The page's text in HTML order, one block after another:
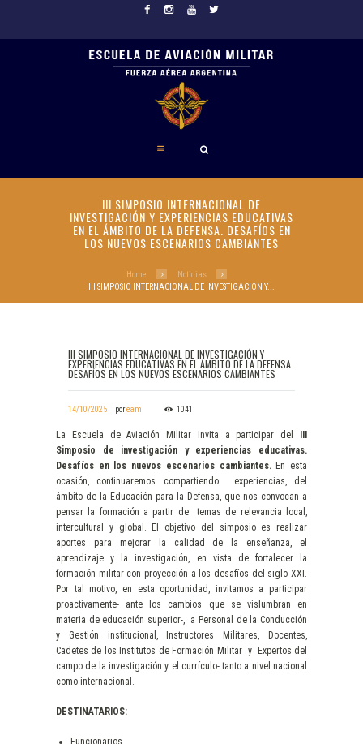
III SIMPOSIO INTERNACIONAL DE
INVESTIGACIÓN Y EXPERIENCIAS EDUCATIVAS
EN EL ÁMBITO DE LA DEFENSA. DESAFÍOS EN
LOS NUEVOS ESCENARIOS CAMBIANTES
Home
Noticias
III SIMPOSIO INTERNACIONAL DE INVESTIGACIÓN Y...
III SIMPOSIO INTERNACIONAL DE INVESTIGACIÓN Y
EXPERIENCIAS EDUCATIVAS EN EL ÁMBITO DE LA DEFENSA.
DESAFÍOS EN LOS NUEVOS ESCENARIOS CAMBIANTES
14/10/2025 poream 1041
La Escuela de Aviación Militar invita a participar del
Simposio de investigación y experiencias educativas.
Desafíos en los nuevos escenarios cambiantes. En esta
ocasión, continuaremos compartiendo experiencias, del
ámbito de la Educación para la Defensa, que nos convocan a
pensar la formación a partir de temas de relevancia local,
intercultural y global. El objetivo del simposio es realizar
aportes para mejorar la calidad de la enseñanza, el
aprendizaje y la investigación, en vista de fortalecer la
formación militar con proyección a los desafíos del siglo XXI.
Por tal motivo, en esta oportunidad, invitamos a participar
proactivamente- ante los cambios que se vislumbran en
materia de educación superior-, a Personal de la Conducción
y Gestión institucional, Instructores Militares, Docentes,
Cadetes de los Institutos de Formación Militar y Expertos del
campo de la investigación y el currículo- tanto a nivel nacional
como internacional.
DESTINATARIOS:
Funcionarios